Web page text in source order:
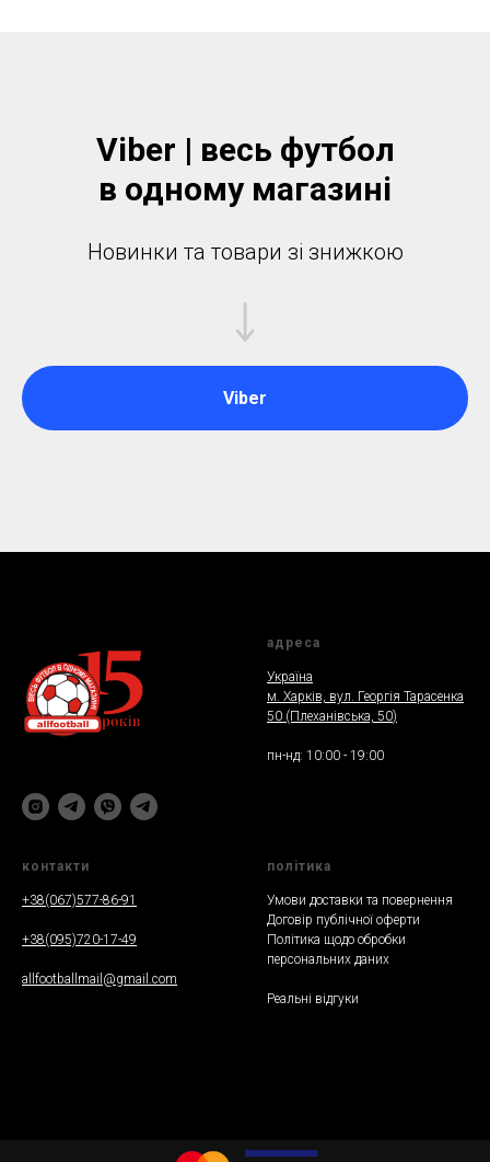
Viber | весь футбол
в одному магазинi
Новинки та товари зі знижкою
Viber
адреса
Україна
м. Харкiв, вул. Георгія Тарасенка
50 (Плеханiвська, 50)
пн-нд: 10:00 - 19:00
контакти
+38(067)577-86-91
+38(095)720-17-49
allfootballmail@gmail.com
полiтика
Умови доставки та повернення
Договір публічної оферти
Політика щодо обробки
персональних даних
Реальнi вiдгуки